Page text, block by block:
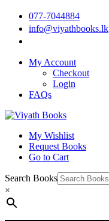
077-7044884
info@viyathbooks.lk
My Account
Checkout
Login
FAQs
My Wishlist
Request Books
Go to Cart
Search Books
×